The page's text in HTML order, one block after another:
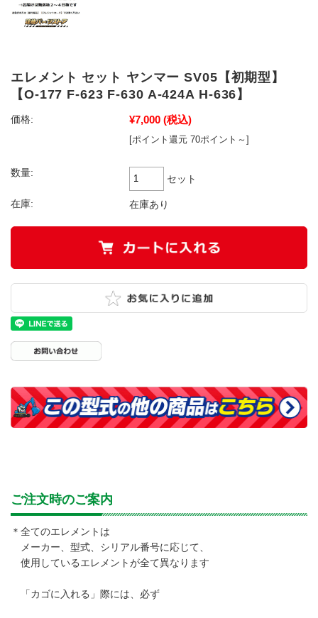
エレメント セット ヤンマー SV05【初期型】
【O-177 F-623 F-630 A-424A H-636】
価格: ¥7,000 (税込)
[ポイント還元 70ポイント～]
数量:
セット
在庫: 在庫あり
ご注文時のご案内
＊全てのエレメントは
メーカー、型式、シリアル番号に応じて、
使用しているエレメントが全て異なります
「カゴに入れる」際には、必ず